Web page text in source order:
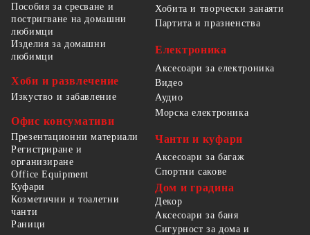
Пособия за сресване и
постригване на домашни
любимци
Изделия за домашни
любимци
Хоби и развлечение
Изкуство и забавление
Офис консумативи
Презентационни материали
Регистриране и
организиране
Office Equipment
Хобита и творчески занаяти
Партита и празненства
Електроника
Аксесоари за електроника
Видео
Аудио
Морска електроника
Чанти и куфари
Аксесоари за багаж
Спортни сакове
Куфари
Козметични и тоалетни
чанти
Раници
Дом и градина
Декор
Аксесоари за баня
Сигурност за дома и